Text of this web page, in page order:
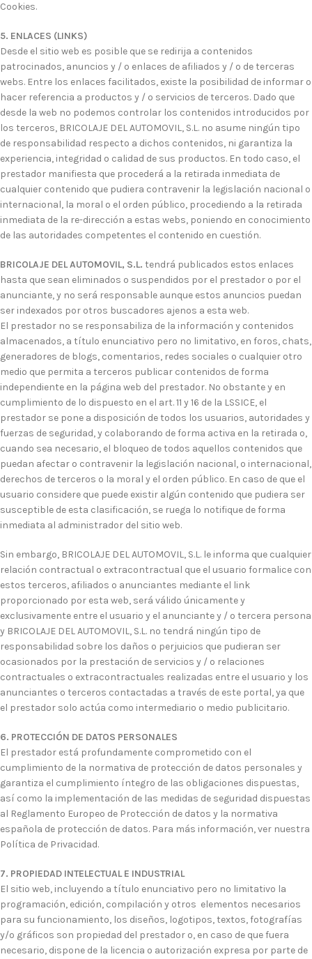
Cookies.
5. ENLACES (LINKS)
Desde el sitio web es posible que se redirija a contenidos
patrocinados, anuncios y / o enlaces de afiliados y / o de terceras
webs. Entre los enlaces facilitados, existe la posibilidad de informar o
hacer referencia a productos y / o servicios de terceros. Dado que
desde la web no podemos controlar los contenidos introducidos por
los terceros, BRICOLAJE DEL AUTOMOVIL, S.L. no asume ningún tipo
de responsabilidad respecto a dichos contenidos, ni garantiza la
experiencia, integridad o calidad de sus productos. En todo caso, el
prestador manifiesta que procederá a la retirada inmediata de
cualquier contenido que pudiera contravenir la legislación nacional o
internacional, la moral o el orden público, procediendo a la retirada
inmediata de la re-dirección a estas webs, poniendo en conocimiento
de las autoridades competentes el contenido en cuestión.
BRICOLAJE DEL AUTOMOVIL, S.L. tendrá publicados estos enlaces
hasta que sean eliminados o suspendidos por el prestador o por el
anunciante, y no será responsable aunque estos anuncios puedan
ser indexados por otros buscadores ajenos a esta web.
El prestador no se responsabiliza de la información y contenidos
almacenados, a título enunciativo pero no limitativo, en foros, chats,
generadores de blogs, comentarios, redes sociales o cualquier otro
medio que permita a terceros publicar contenidos de forma
independiente en la página web del prestador. No obstante y en
cumplimiento de lo dispuesto en el art. 11 y 16 de la LSSICE, el
prestador se pone a disposición de todos los usuarios, autoridades y
fuerzas de seguridad, y colaborando de forma activa en la retirada o,
cuando sea necesario, el bloqueo de todos aquellos contenidos que
puedan afectar o contravenir la legislación nacional, o internacional,
derechos de terceros o la moral y el orden público. En caso de que el
usuario considere que puede existir algún contenido que pudiera ser
susceptible de esta clasificación, se ruega lo notifique de forma
inmediata al administrador del sitio web.
Sin embargo, BRICOLAJE DEL AUTOMOVIL, S.L. le informa que cualquier
relación contractual o extracontractual que el usuario formalice con
estos terceros, afiliados o anunciantes mediante el link
proporcionado por esta web, será válido únicamente y
exclusivamente entre el usuario y el anunciante y / o tercera persona
y BRICOLAJE DEL AUTOMOVIL, S.L. no tendrá ningún tipo de
responsabilidad sobre los daños o perjuicios que pudieran ser
ocasionados por la prestación de servicios y / o relaciones
contractuales o extracontractuales realizadas entre el usuario y los
anunciantes o terceros contactadas a través de este portal, ya que
el prestador solo actúa como intermediario o medio publicitario.
6. PROTECCIÓN DE DATOS PERSONALES
El prestador está profundamente comprometido con el
cumplimiento de la normativa de protección de datos personales y
garantiza el cumplimiento íntegro de las obligaciones dispuestas,
así como la implementación de las medidas de seguridad dispuestas
al Reglamento Europeo de Protección de datos y la normativa
española de protección de datos. Para más información, ver nuestra
Política de Privacidad.
7. PROPIEDAD INTELECTUAL E INDUSTRIAL
El sitio web, incluyendo a título enunciativo pero no limitativo la
programación, edición, compilación y otros elementos necesarios
para su funcionamiento, los diseños, logotipos, textos, fotografías
y/o gráficos son propiedad del prestador o, en caso de que fuera
necesario, dispone de la licencia o autorización expresa por parte de